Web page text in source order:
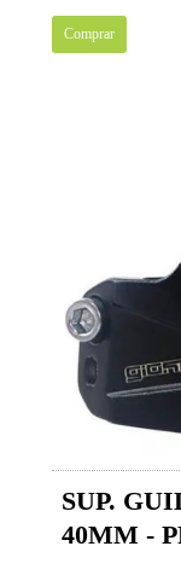
Comprar
SUP.
40MM -